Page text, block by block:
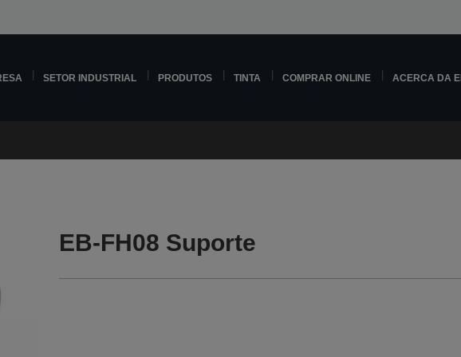
SETOR INDUSTRIAL PRODUTOS TINTA COMPRAR ONLINE ACERCA DA
EB-FH08 Suporte